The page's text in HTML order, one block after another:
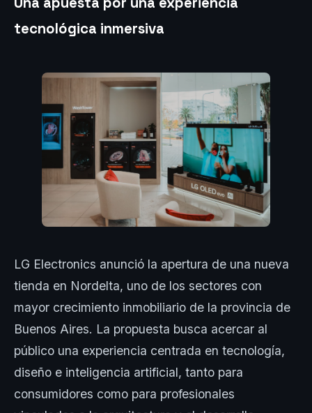
tecnológica inmersiva
LG Electronics anunció la apertura de una nueva
tienda en Nordelta, uno de los sectores con
mayor crecimiento inmobiliario de la provincia de
Buenos Aires. La propuesta busca acercar al
público una experiencia centrada en tecnología,
diseño e inteligencia artificial, tanto para
consumidores como para profesionales